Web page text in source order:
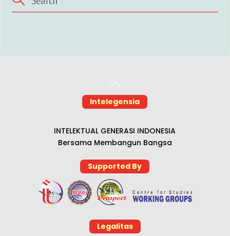
Back
To
Top
Intelegensia
INTELEKTUAL GENERASI INDONESIA
Bersama Membangun Bangsa
Supported By
Legalitas